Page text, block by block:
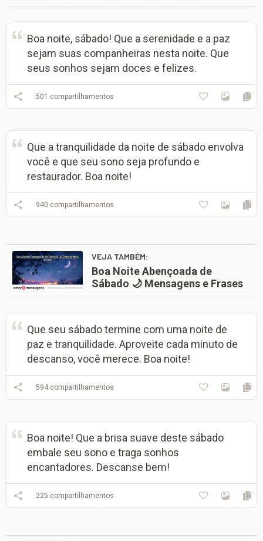
Boa noite, sábado! Que a serenidade e a paz
sejam suas companheiras nesta noite. Que
seus sonhos sejam doces e felizes.
501 compartilhamentos
Que a tranquilidade da noite de sábado envolva
você e que seu sono seja profundo e
restaurador. Boa noite!
940 compartilhamentos
VEJA TAMBÉM:
Boa Noite Abençoada de
Sábado 🌙 Mensagens e Frases
Que seu sábado termine com uma noite de
paz e tranquilidade. Aproveite cada minuto de
descanso, você merece. Boa noite!
594 compartilhamentos
Boa noite! Que a brisa suave deste sábado
embale seu sono e traga sonhos
encantadores. Descanse bem!
225 compartilhamentos